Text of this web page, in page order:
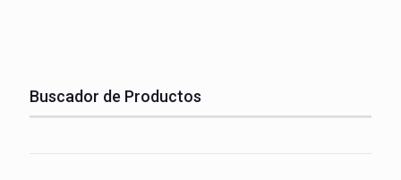
Buscador de Productos